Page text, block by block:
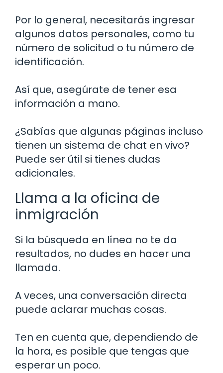
Por lo general, necesitarás ingresar
algunos datos personales, como tu
número de solicitud o tu número de
identificación.
Así que, asegúrate de tener esa
información a mano.
¿Sabías que algunas páginas incluso
tienen un sistema de chat en vivo?
Puede ser útil si tienes dudas
adicionales.
Llama a la oficina de
inmigración
Si la búsqueda en línea no te da
resultados, no dudes en hacer una
llamada.
A veces, una conversación directa
puede aclarar muchas cosas.
Ten en cuenta que, dependiendo de
la hora, es posible que tengas que
esperar un poco.